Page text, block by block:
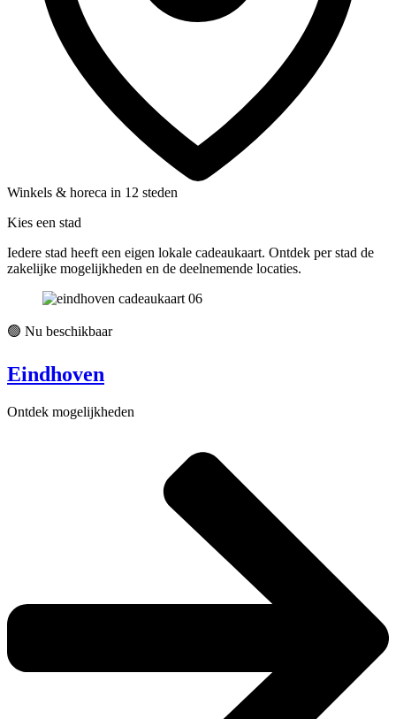
Winkels & horeca in 12 steden
Kies een stad
Iedere stad heeft een eigen lokale cadeaukaart. Ontdek per stad de
zakelijke mogelijkheden en de deelnemende locaties.
🟢 Nu beschikbaar
Eindhoven
Ontdek mogelijkheden